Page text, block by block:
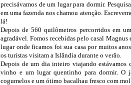
precisávamos de um lugar para dormir.
em uma fazenda nos chamou atenção.
lá!
Depois de 560 quilômetros percorridos em
agradável. Fomos recebidas pelo casal
lugar onde ficamos foi sua casa por muitos
os turistas visitam a Islândia durante o verão.
Depois de um dia inteiro viajando estávamos
vinho e um lugar quentinho para dormir. O
cogumelos e um ótimo bacalhau fresco com